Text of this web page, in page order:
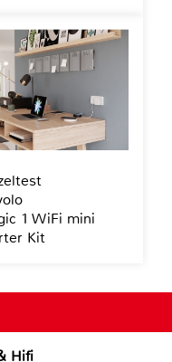
Hifi
1 WiFi mini
Kit